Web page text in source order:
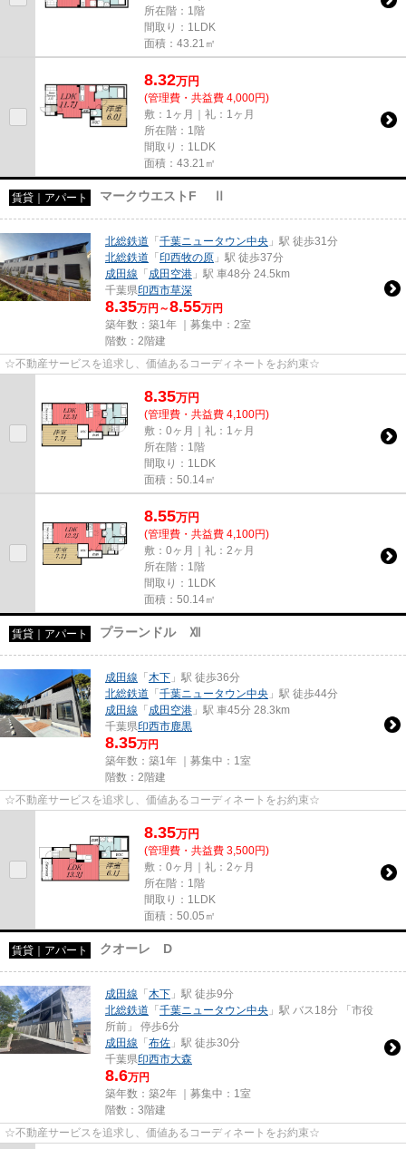
所在階：1階
間取り：1LDK
面積：43.21㎡
8.32万円
(管理費・共益費 4,000円)
敷：1ヶ月｜礼：1ヶ月
所在階：1階
間取り：1LDK
面積：43.21㎡
賃貸｜アパート マークウエストF Ⅱ
北総鉄道 「千葉ニュータウン中央 」駅 徒歩31分
北総鉄道 「印西牧の原 」駅 徒歩37分
成田線 「成田空港 」駅 車48分 24.5km
千葉県印西市草深
8.35万円～8.55万円
築年数：築1年 ｜募集中： 2室
階数：2階建
☆不動産サービスを追求し、価値あるコーディネートをお約束☆
8.35万円
(管理費・共益費 4,100円)
敷：0ヶ月｜礼：1ヶ月
所在階：1階
間取り：1LDK
面積：50.14㎡
8.55万円
(管理費・共益費 4,100円)
敷：0ヶ月｜礼：2ヶ月
所在階：1階
間取り：1LDK
面積：50.14㎡
賃貸｜アパート プラーンドル Ⅻ
成田線 「木下 」駅 徒歩36分
北総鉄道 「千葉ニュータウン中央 」駅 徒歩44分
成田線 「成田空港 」駅 車45分 28.3km
千葉県印西市鹿黒
8.35万円
築年数：築1年 ｜募集中： 1室
階数：2階建
☆不動産サービスを追求し、価値あるコーディネートをお約束☆
8.35万円
(管理費・共益費 3,500円)
敷：0ヶ月｜礼：2ヶ月
所在階：1階
間取り：1LDK
面積：50.05㎡
賃貸｜アパート クオーレ D
成田線 「木下 」駅 徒歩9分
北総鉄道 「千葉ニュータウン中央 」駅 バス18分 「市役
所前」 停歩6分
成田線 「布佐 」駅 徒歩30分
千葉県印西市大森
8.6万円
築年数：築2年 ｜募集中： 1室
階数：3階建
☆不動産サービスを追求し、価値あるコーディネートをお約束☆